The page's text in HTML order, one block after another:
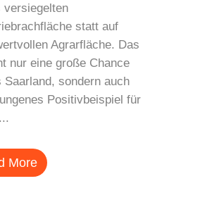
versiegelten
statt auf
Agrarfläche. Das
nur eine große Chance
Saarland, sondern auch
Positivbeispiel für
More